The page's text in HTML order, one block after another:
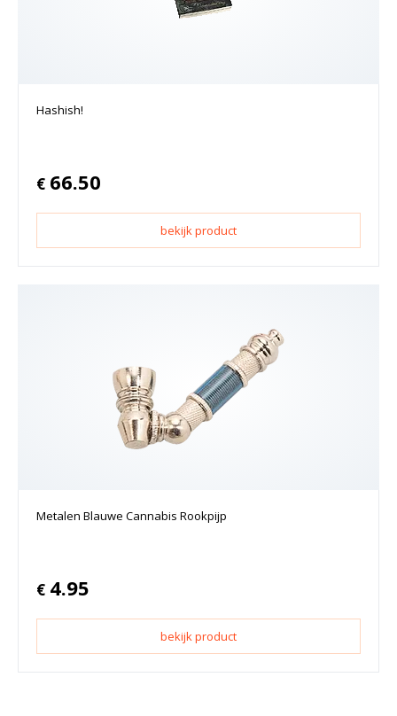
Hashish!
€ 66.50
bekijk product
Metalen Blauwe Cannabis Rookpijp
€ 4.95
bekijk product